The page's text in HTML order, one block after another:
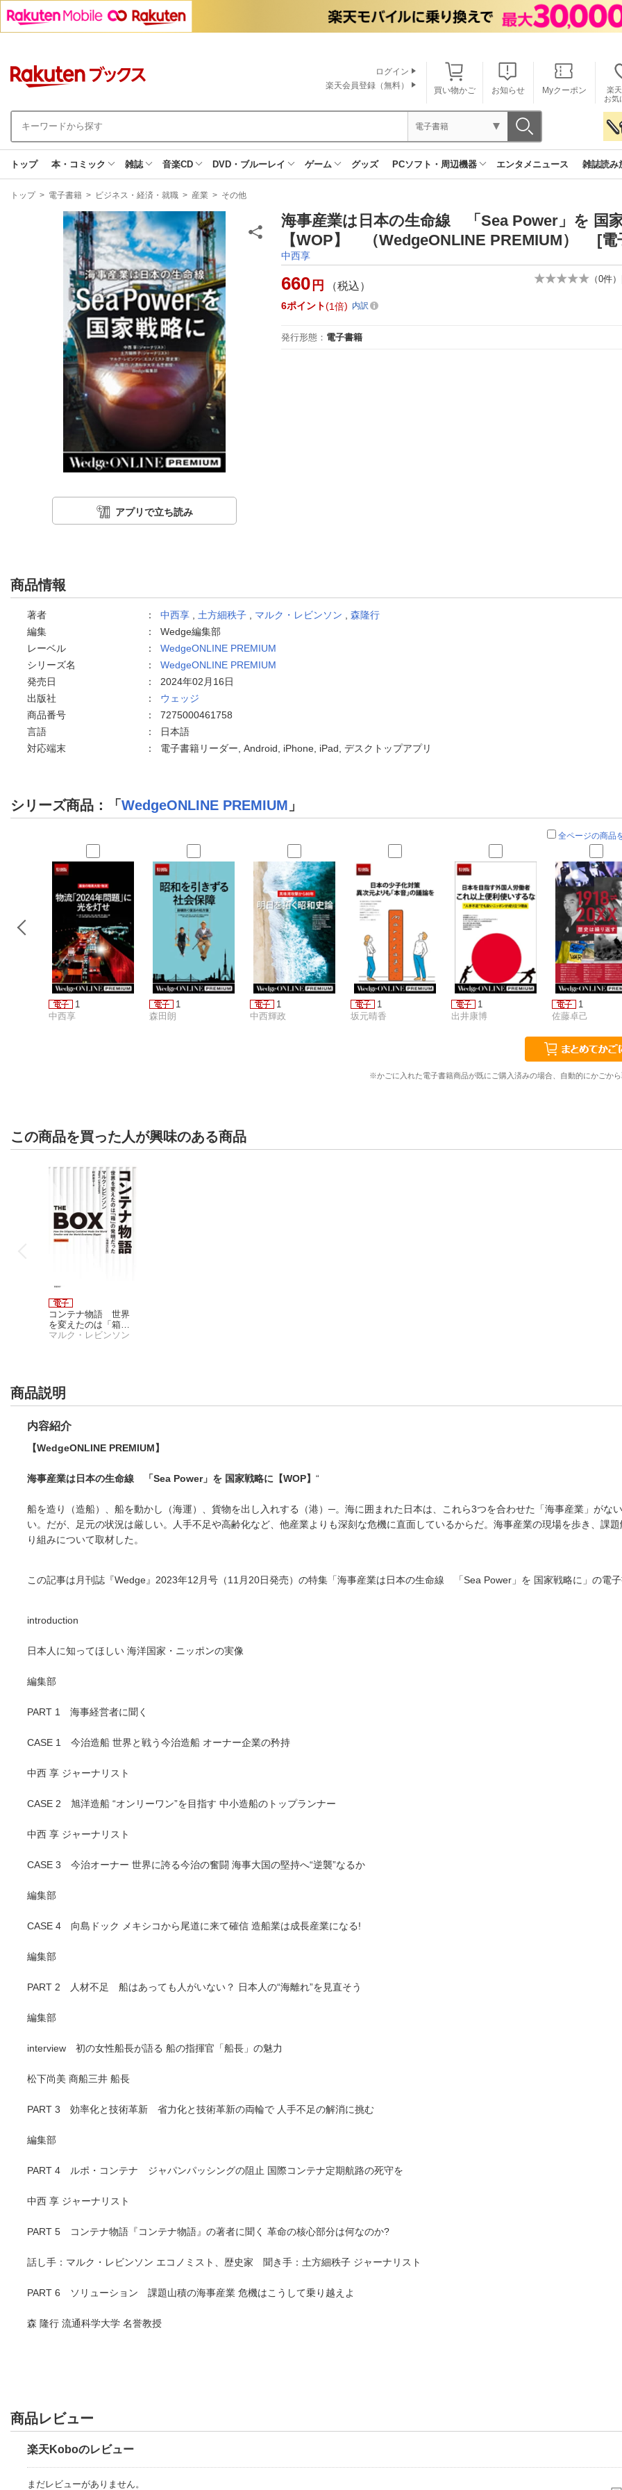
買い物かご お知らせ Myクーポン
楽
お気
ログイン
楽天会員登録（無料）
電子書籍
トップ 本・コミック 雑誌 音楽CD DVD・ブルーレイ ゲーム グッズ PCソフト・周辺機器 エンタメニュース 雑誌読み
現
トップ > 電子書籍 > ビジネス・経済・就職 > 産業 > その他
アプリで立ち読み
海事産業は日本の生命線 「Sea Power」を 国
【WOP】 （WedgeONLINE PREMIUM） [電
中西享
（0件）
660 円 （税込）
6ポイント 1倍 内訳
発行形態 ： 電子書籍
商品情報
著者 ： 中西享 土方細秩子 マルク・レビンソン
森隆行
編集
： Wedge編集部
レーベル
： WedgeONLINE PREMIUM
シリーズ名
： WedgeONLINE PREMIUM
発売日
： 2024年02月16日
出版社
： ウェッジ
商品番号
： 7275000461758
言語
：
日本語
対応端末
： 電子書籍リーダー, Android, iPhone, iPad, デスクトップアプリ
シリーズ商品：「WedgeONLINE PREMIUM 」
全ページの商品
1
中西享
1
森田朗
1
中西輝政
1
坂元晴香
1
出井康博
1
佐藤卓己
※かごに入れた電子書籍商品が既にご購入済みの場合、自動的にかごから
この商品を買った人が興味のある商品
コンテナ物語 世界
を変えたのは「箱」
の発明だった 増補
マルク・レビンソン
を変えたのは「箱」
の発明だった 増補
改訂版
マルク・レビンソン
商品説明
内容紹介
【WedgeONLINE PREMIUM】
海事産業は日本の生命線 「Sea Power」を 国家戦略に【WOP】 “
船を造り（造船）、船を動かし（海運）、貨物を出し入れする（港）─。海に囲まれた日本は、これら3つを合わせた「海事産業」がな
い。だが、足元の状況は厳しい。人手不足や高齢化など、他産業よりも深刻な危機に直面しているからだ。海事産業の現場を歩き、課題
り組みについて取材した。
この記事は月刊誌『Wedge』2023年12月号（11月20日発売）の特集「海事産業は日本の生命線 「Sea Power」を 国家戦略に」の電子
introduction
日本人に知ってほしい 海洋国家・ニッポンの実像
編集部
PART 1 海事経営者に聞く
CASE 1 今治造船 世界と戦う今治造船 オーナー企業の矜持
中西 享 ジャーナリスト
CASE 2 旭洋造船 “オンリーワン”を目指す 中小造船のトップランナー
中西 享 ジャーナリスト
CASE 3 今治オーナー 世界に誇る今治の奮闘 海事大国の堅持へ“逆襲”なるか
編集部
CASE 4 向島ドック メキシコから尾道に来て確信 造船業は成長産業になる!
編集部
PART 2 人材不足 船はあっても人がいない？ 日本人の“海離れ”を見直そう
編集部
interview 初の女性船長が語る 船の指揮官「船長」の魅力
松下尚美 商船三井 船長
PART 3 効率化と技術革新 省力化と技術革新の両輪で 人手不足の解消に挑む
編集部
PART 4 ルポ・コンテナ ジャパンパッシングの阻止 国際コンテナ定期航路の死守を
中西 享 ジャーナリスト
PART 5 コンテナ物語『コンテナ物語』の著者に聞く 革命の核心部分は何なのか?
話し手：マルク・レビンソン エコノミスト、歴史家 聞き手：土方細秩子 ジャーナリスト
PART 6 ソリューション 課題山積の海事産業 危機はこうして乗り越えよ
森 隆行 流通科学大学 名誉教授
商品レビュー
楽天Koboのレビュー
まだレビューがありません。